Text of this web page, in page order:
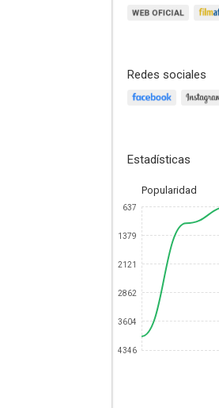
Redes sociales
Estadísticas
Popularidad
637
1379
2121
2862
3604
4346